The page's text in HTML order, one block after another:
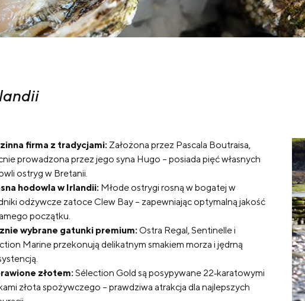
firma z tradycjami: Założona przez Pascala Boutraisa,
prowadzona przez jego syna Hugo – posiada pięć własnych
ostryg w Bretanii.
hodowla w Irlandii: Młode ostrygi rosną w bogatej w
odżywcze zatoce Clew Bay – zapewniając optymalną jakość
początku.
wybrane gatunki premium: Ostra Regal, Sentinelle i
Marine przekonują delikatnym smakiem morza i jędrną
złotem: Sélection Gold są posypywane 22‑karatowymi
złota spożywczego – prawdziwa atrakcja dla najlepszych